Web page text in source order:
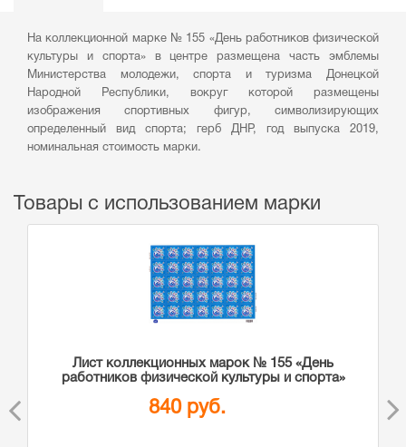
На коллекционной марке № 155 «День работников физической
культуры и спорта» в центре размещена часть эмблемы
Министерства молодежи, спорта и туризма Донецкой
Народной Республики, вокруг которой размещены
изображения спортивных фигур, символизирующих
определенный вид спорта; герб ДНР, год выпуска 2019,
номинальная стоимость марки.
Товары с использованием марки
Лист коллекционных марок № 155 «День
работников физической культуры и спорта»
840 руб.